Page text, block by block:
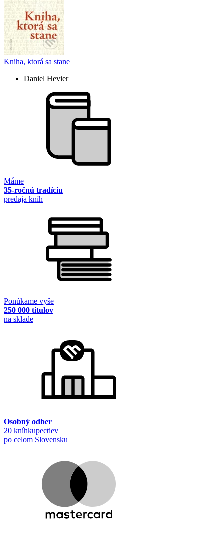
Kniha, ktorá sa stane
Daniel Hevier
Máme
35-ročnú tradíciu
predaja kníh
Ponúkame vyše
250 000 titulov
na sklade
Osobný odber
20 kníhkupectiev
po celom Slovensku